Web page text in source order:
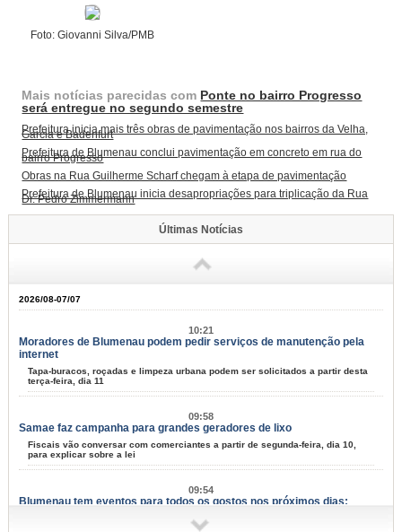
Foto: Giovanni Silva/PMB
Mais notícias parecidas com Ponte no bairro Progresso
será entregue no segundo semestre
Prefeitura inicia mais três obras de pavimentação nos bairros da Velha,
Garcia e Badenfurt
Prefeitura de Blumenau conclui pavimentação em concreto em rua do
bairro Progresso
Obras na Rua Guilherme Scharf chegam à etapa de pavimentação
Prefeitura de Blumenau inicia desapropriações para triplicação da Rua
Dr. Pedro Zimmermann
Últimas Notícias
2026/08-07/07
10:21
Moradores de Blumenau podem pedir serviços de manutenção pela
internet
Tapa-buracos, roçadas e limpeza urbana podem ser solicitados a partir desta
terça-feira, dia 11
09:58
Samae faz campanha para grandes geradores de lixo
Fiscais vão conversar com comerciantes a partir de segunda-feira, dia 10,
para explicar sobre a lei
09:54
Blumenau tem eventos para todos os gostos nos próximos dias;